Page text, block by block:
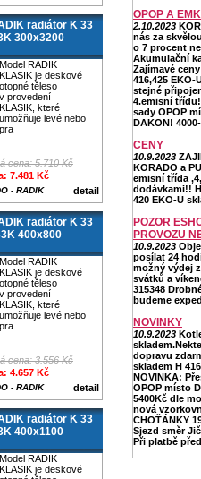
radiátor K 33
300x3200
Model RADIK
KLASIK je deskové
otopné těleso
v provedení
KLASIK, které
umožňuje levé nebo
pra
cena: 5.710 Kč
7.481 Kč
detail
- RADIK
radiátor K 33
400x800
Model RADIK
KLASIK je deskové
otopné těleso
v provedení
KLASIK, které
umožňuje levé nebo
pra
cena: 3.556 Kč
4.657 Kč
detail
- RADIK
radiátor K 33
400x1100
Model RADIK
KLASIK je deskové
OPOP A
2.10.2023
nás za
o 7 procent
Akumulační
Zajímavé
416,425 EKO-
stejné
4.emisní
sady OPOP
DAKON!
CENY
10.9.2023
KORADO a
emisní třída
dodávkami!!
420 EKO-U
POZOR
PROVOZU
10.9.2023
posílat 24
možný výdej
svátků a
315348
budeme
NOVINKY
10.9.2023
dopravu
skladem H
NOVINKA:
OPOP místo
5400Kč dle
nová
CHOŤÁNKY
Sjezd směr
Při platbě